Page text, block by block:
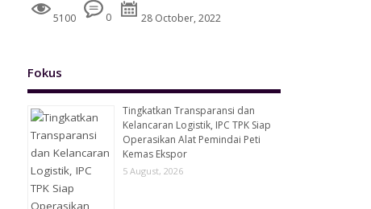
5100 0 28 October, 2022
Fokus
Tingkatkan Transparansi dan
Kelancaran Logistik, IPC TPK Siap
Operasikan Alat Pemindai Peti
Kemas Ekspor
5 August, 2026